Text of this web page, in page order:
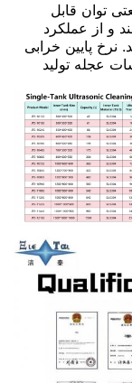
توان قابل
می‌کنند و از عملکرد
نرخ پایین خرابی
عجله تولید